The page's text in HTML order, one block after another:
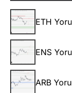
ETH
ENS
ARB